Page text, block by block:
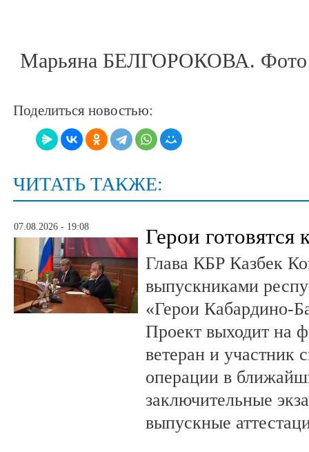
Марьяна БЕЛГОРОКОВА. Фото
Поделиться новостью:
ЧИТАТЬ ТАКЖЕ:
07.08.2026 - 19:08 Герои готовятся
Глава КБР Казбек
выпускниками
«Герои Кабардино-
Проект выходит на
ветеран и участник
операции в
заключительные
выпускные